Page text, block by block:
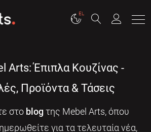
EL
Arts: Έπιπλα Κουζίνας -
Προϊόντα & Τάσεις
στο blogτης Mebel Arts, όπου
για τα τελευταία νέα,